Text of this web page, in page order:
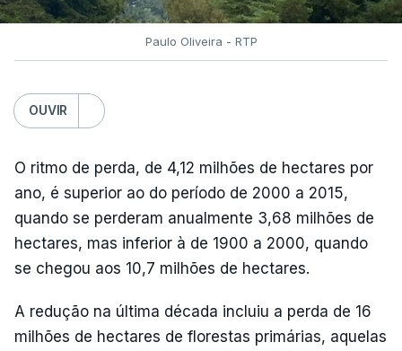
Paulo Oliveira - RTP
OUVIR
O ritmo de perda, de 4,12 milhões de hectares por
ano, é superior ao do período de 2000 a 2015,
quando se perderam anualmente 3,68 milhões de
hectares, mas inferior à de 1900 a 2000, quando
se chegou aos 10,7 milhões de hectares.
A redução na última década incluiu a perda de 16
milhões de hectares de florestas primárias, aquelas